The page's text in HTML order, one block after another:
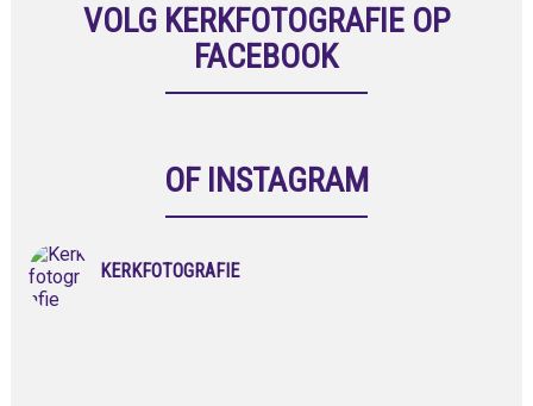
VOLG KERKFOTOGRAFIE OP
FACEBOOK
OF INSTAGRAM
KERKFOTOGRAFIE